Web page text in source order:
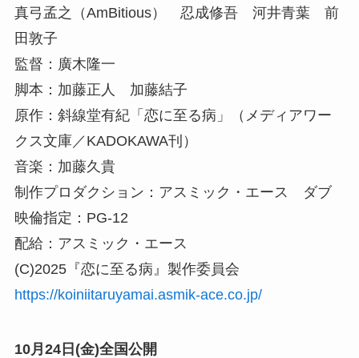
真弓孟之（AmBitious） 忍成修吾 河井青葉 前
田敦子
監督：廣木隆一
脚本：加藤正人 加藤結子
原作：斜線堂有紀「恋に至る病」（メディアワー
クス文庫／KADOKAWA刊）
音楽：加藤久貴
制作プロダクション：アスミック・エース ダブ
映倫指定：PG-12
配給：アスミック・エース
(C)2025『恋に至る病』製作委員会
https://koiniitaruyamai.asmik-ace.co.jp/
10月24日(金)全国公開